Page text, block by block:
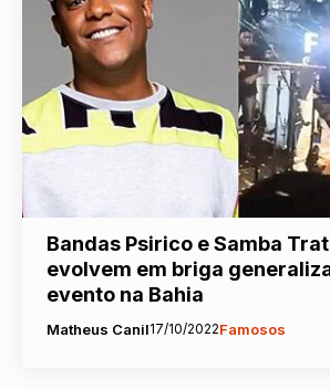
Bandas Psirico e Samba
evolvem em briga
evento na Bahia
Matheus Canil17/10/2022Famosos